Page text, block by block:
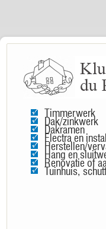
Timmerwerk
Dak/zinkwerk
Dakramen
Electra en
Herstellen/
Hang en
Renovatie of
Tuinhuis,